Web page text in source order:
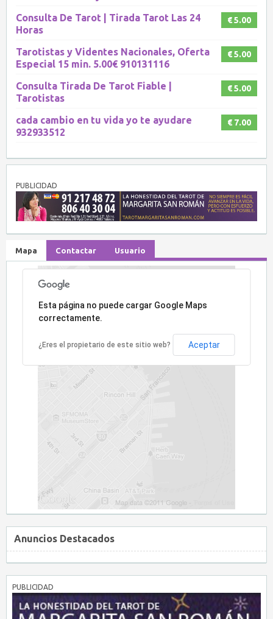
€ 5.00
Consulta De Tarot | Tirada Tarot Las 24
Horas
€ 5.00
Tarotistas y Videntes Nacionales, Oferta
Especial 15 min. 5.00€ 910131116
€ 5.00
Consulta Tirada De Tarot Fiable |
Tarotistas
€ 7.00
cada cambio en tu vida yo te ayudare
932933512
PUBLICIDAD
Mapa Contactar Usuario
Lo sentimos, la dirección no ha sido encontrada.
Esta página no puede cargar Google Maps
correctamente.
¿Eres el propietario de este sitio web? Aceptar
Anuncios Destacados
PUBLICIDAD